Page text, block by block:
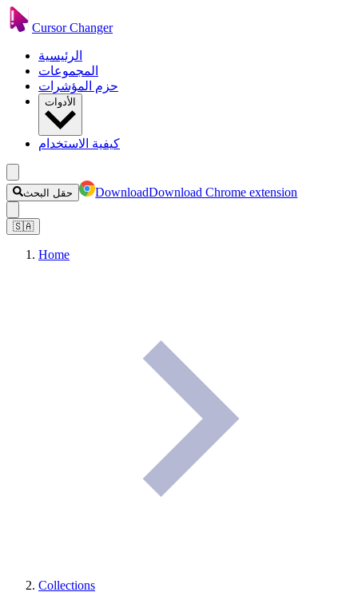
Cursor Changer
الرئيسية
المجموعات
حزم المؤشرات
الأدوات
كيفية الاستخدام
حقل البحث DownloadDownload Chrome extension
🇸🇦
Home
Collections